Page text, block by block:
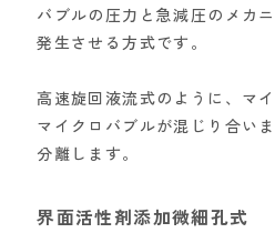
バブルの圧力と急減圧のメカ
発生させる方式です。
高速旋回液流式のように、マ
マイクロバブルが混じり合い
分離します。
界面活性剤添加微細孔式